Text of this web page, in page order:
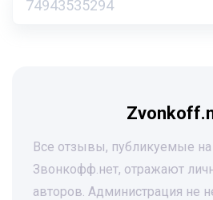
74943535294
Все отзывы, публикуемые на
Звонкофф.нет, отражают
авторов. Администрация не